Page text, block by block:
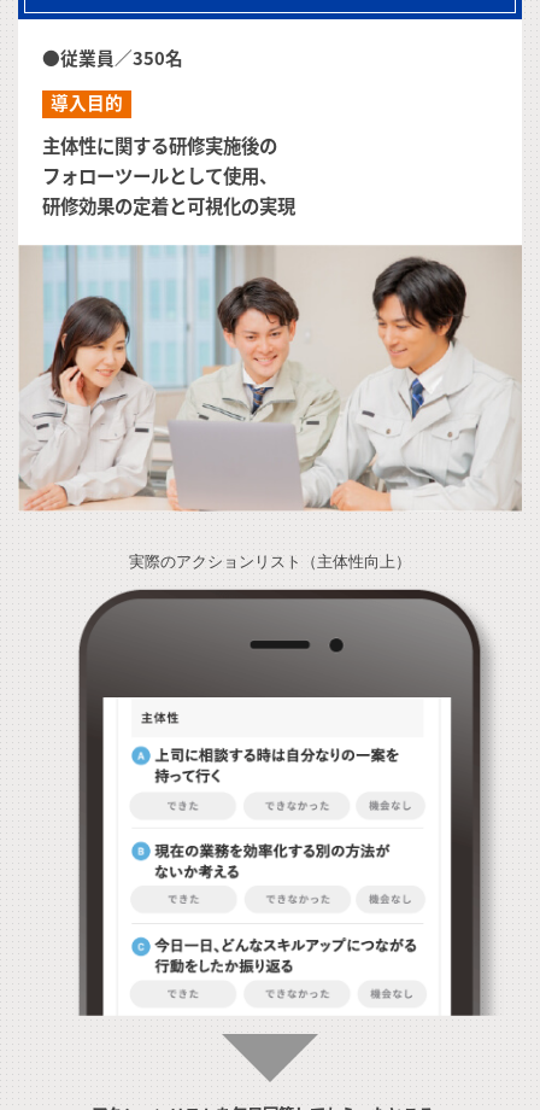
●従業員／350名
導入目的
主体性に関する研修実施後の
フォローツールとして使用、
研修効果の定着と可視化の実現
実際のアクションリスト（主体性向上）